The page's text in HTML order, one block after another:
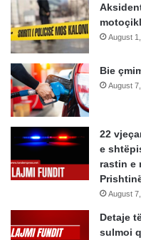
August
Bie
August
22
e
rastin e
August
Detaje
sulmoi